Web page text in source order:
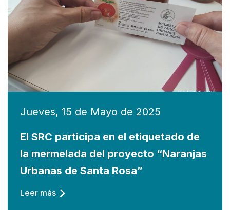
Jueves, 15 de Mayo de 2025
El SRC participa en el etiquetado de
la mermelada del proyecto “Naranjas
Urbanas de Santa Rosa”
Leer más